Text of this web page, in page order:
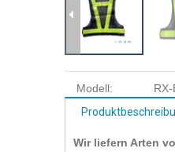
Modell: RX-
Wir liefern Arten